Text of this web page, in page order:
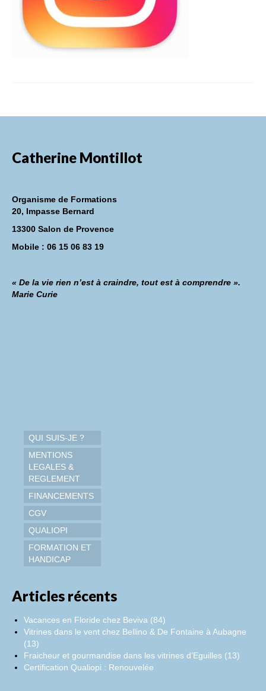
Catherine Montillot
Organisme de Formations
20, Impasse Bernard
13300 Salon de Provence
Mobile : 06 15 06 83 19
« De la vie rien n’est à craindre, tout est à comprendre ».
Marie Curie
QUI SUIS-JE ?
MENTIONS
LEGALES &
REGLEMENT
FINANCEMENTS
CGV
QUALIOPI
FORMATION ET
HANDICAP
Articles récents
Vacances en Floride chez Beviva (84)
Vitrines dans le vent chez Bellino & De Fontaine à Aubagne
(13)
Fraicheur et gourmandise dans les vitrines d’Eguilles (13)
Certification Qualiopi : Renouvelée